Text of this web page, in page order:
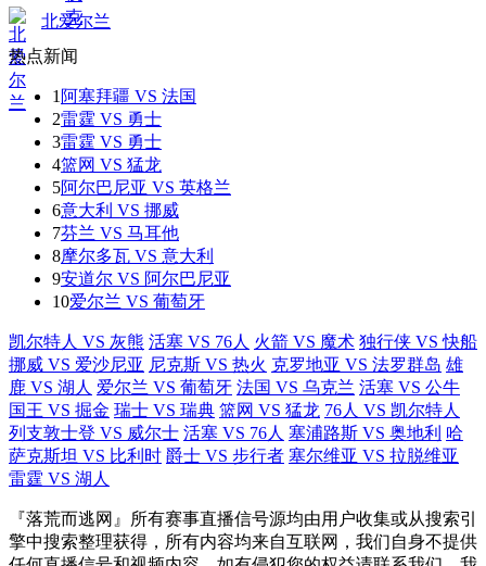
北爱尔兰
热点新闻
1 阿塞拜疆 VS 法国
2雷霆 VS 勇士
3雷霆 VS 勇士
4篮网 VS 猛龙
5阿尔巴尼亚 VS 英格兰
6意大利 VS 挪威
7芬兰 VS 马耳他
8摩尔多瓦 VS 意大利
9安道尔 VS 阿尔巴尼亚
10爱尔兰 VS 葡萄牙
凯尔特人 VS 灰熊 活塞 VS 76人 火箭 VS 魔术 独行侠 VS 快船
挪威 VS 爱沙尼亚 尼克斯 VS 热火 克罗地亚 VS 法罗群岛 雄
鹿 VS 湖人 爱尔兰 VS 葡萄牙 法国 VS 乌克兰 活塞 VS 公牛
国王 VS 掘金 瑞士 VS 瑞典 篮网 VS 猛龙 76人 VS 凯尔特人
列支敦士登 VS 威尔士 活塞 VS 76人 塞浦路斯 VS 奥地利 哈
萨克斯坦 VS 比利时 爵士 VS 步行者 塞尔维亚 VS 拉脱维亚
雷霆 VS 湖人
『落荒而逃网』所有赛事直播信号源均由用户收集或从搜索引
擎中搜索整理获得，所有内容均来自互联网，我们自身不提供